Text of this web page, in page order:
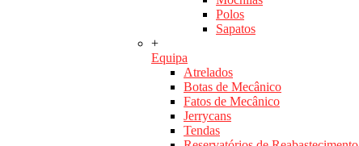
Polos
Sapatos
+
Equipa
Atrelados
Botas de Mecânico
Fatos de Mecânico
Jerrycans
Tendas